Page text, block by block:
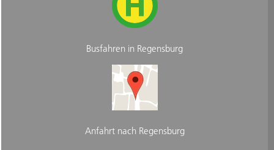
Busfahren in Regensburg
Anfahrt nach Regensburg